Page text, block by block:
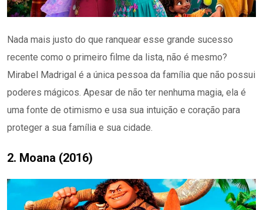
Nada mais justo do que ranquear esse grande sucesso
recente como o primeiro filme da lista, não é mesmo?
Mirabel Madrigal é a única pessoa da família que não possui
poderes mágicos. Apesar de não ter nenhuma magia, ela é
uma fonte de otimismo e usa sua intuição e coração para
proteger a sua família e sua cidade.
2. Moana (2016)